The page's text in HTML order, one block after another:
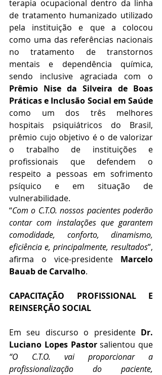
terapia ocupacional dentro da linha
de tratamento humanizado utilizado
pela instituição e que a colocou
como uma das referências nacionais
no tratamento de transtornos
mentais e dependência química,
Prêmio Nise da Silveira de Boas
Práticas e Inclusão Social em Saúde
como um dos três melhores
hospitais psiquiátricos do Brasil,
prêmio cujo objetivo é o de valorizar
o trabalho de instituições e
profissionais que defendem o
respeito a pessoas em sofrimento
psíquico e em situação de
vulnerabilidade.
“Com o C.T.O. nossos pacientes poderão
contar com instalações que garantem
comodidade, conforto, dinamismo,
eficiência e, principalmente, resultados”,
afirma o vice-presidente Marcelo
Bauab de Carvalho.
CAPACITAÇÃO PROFISSIONAL E
REINSERÇÃO SOCIAL
Em seu discurso o presidente Dr.
Luciano Lopes Pastor
“O C.T.O. vai proporcionar a
profissionalização do paciente,